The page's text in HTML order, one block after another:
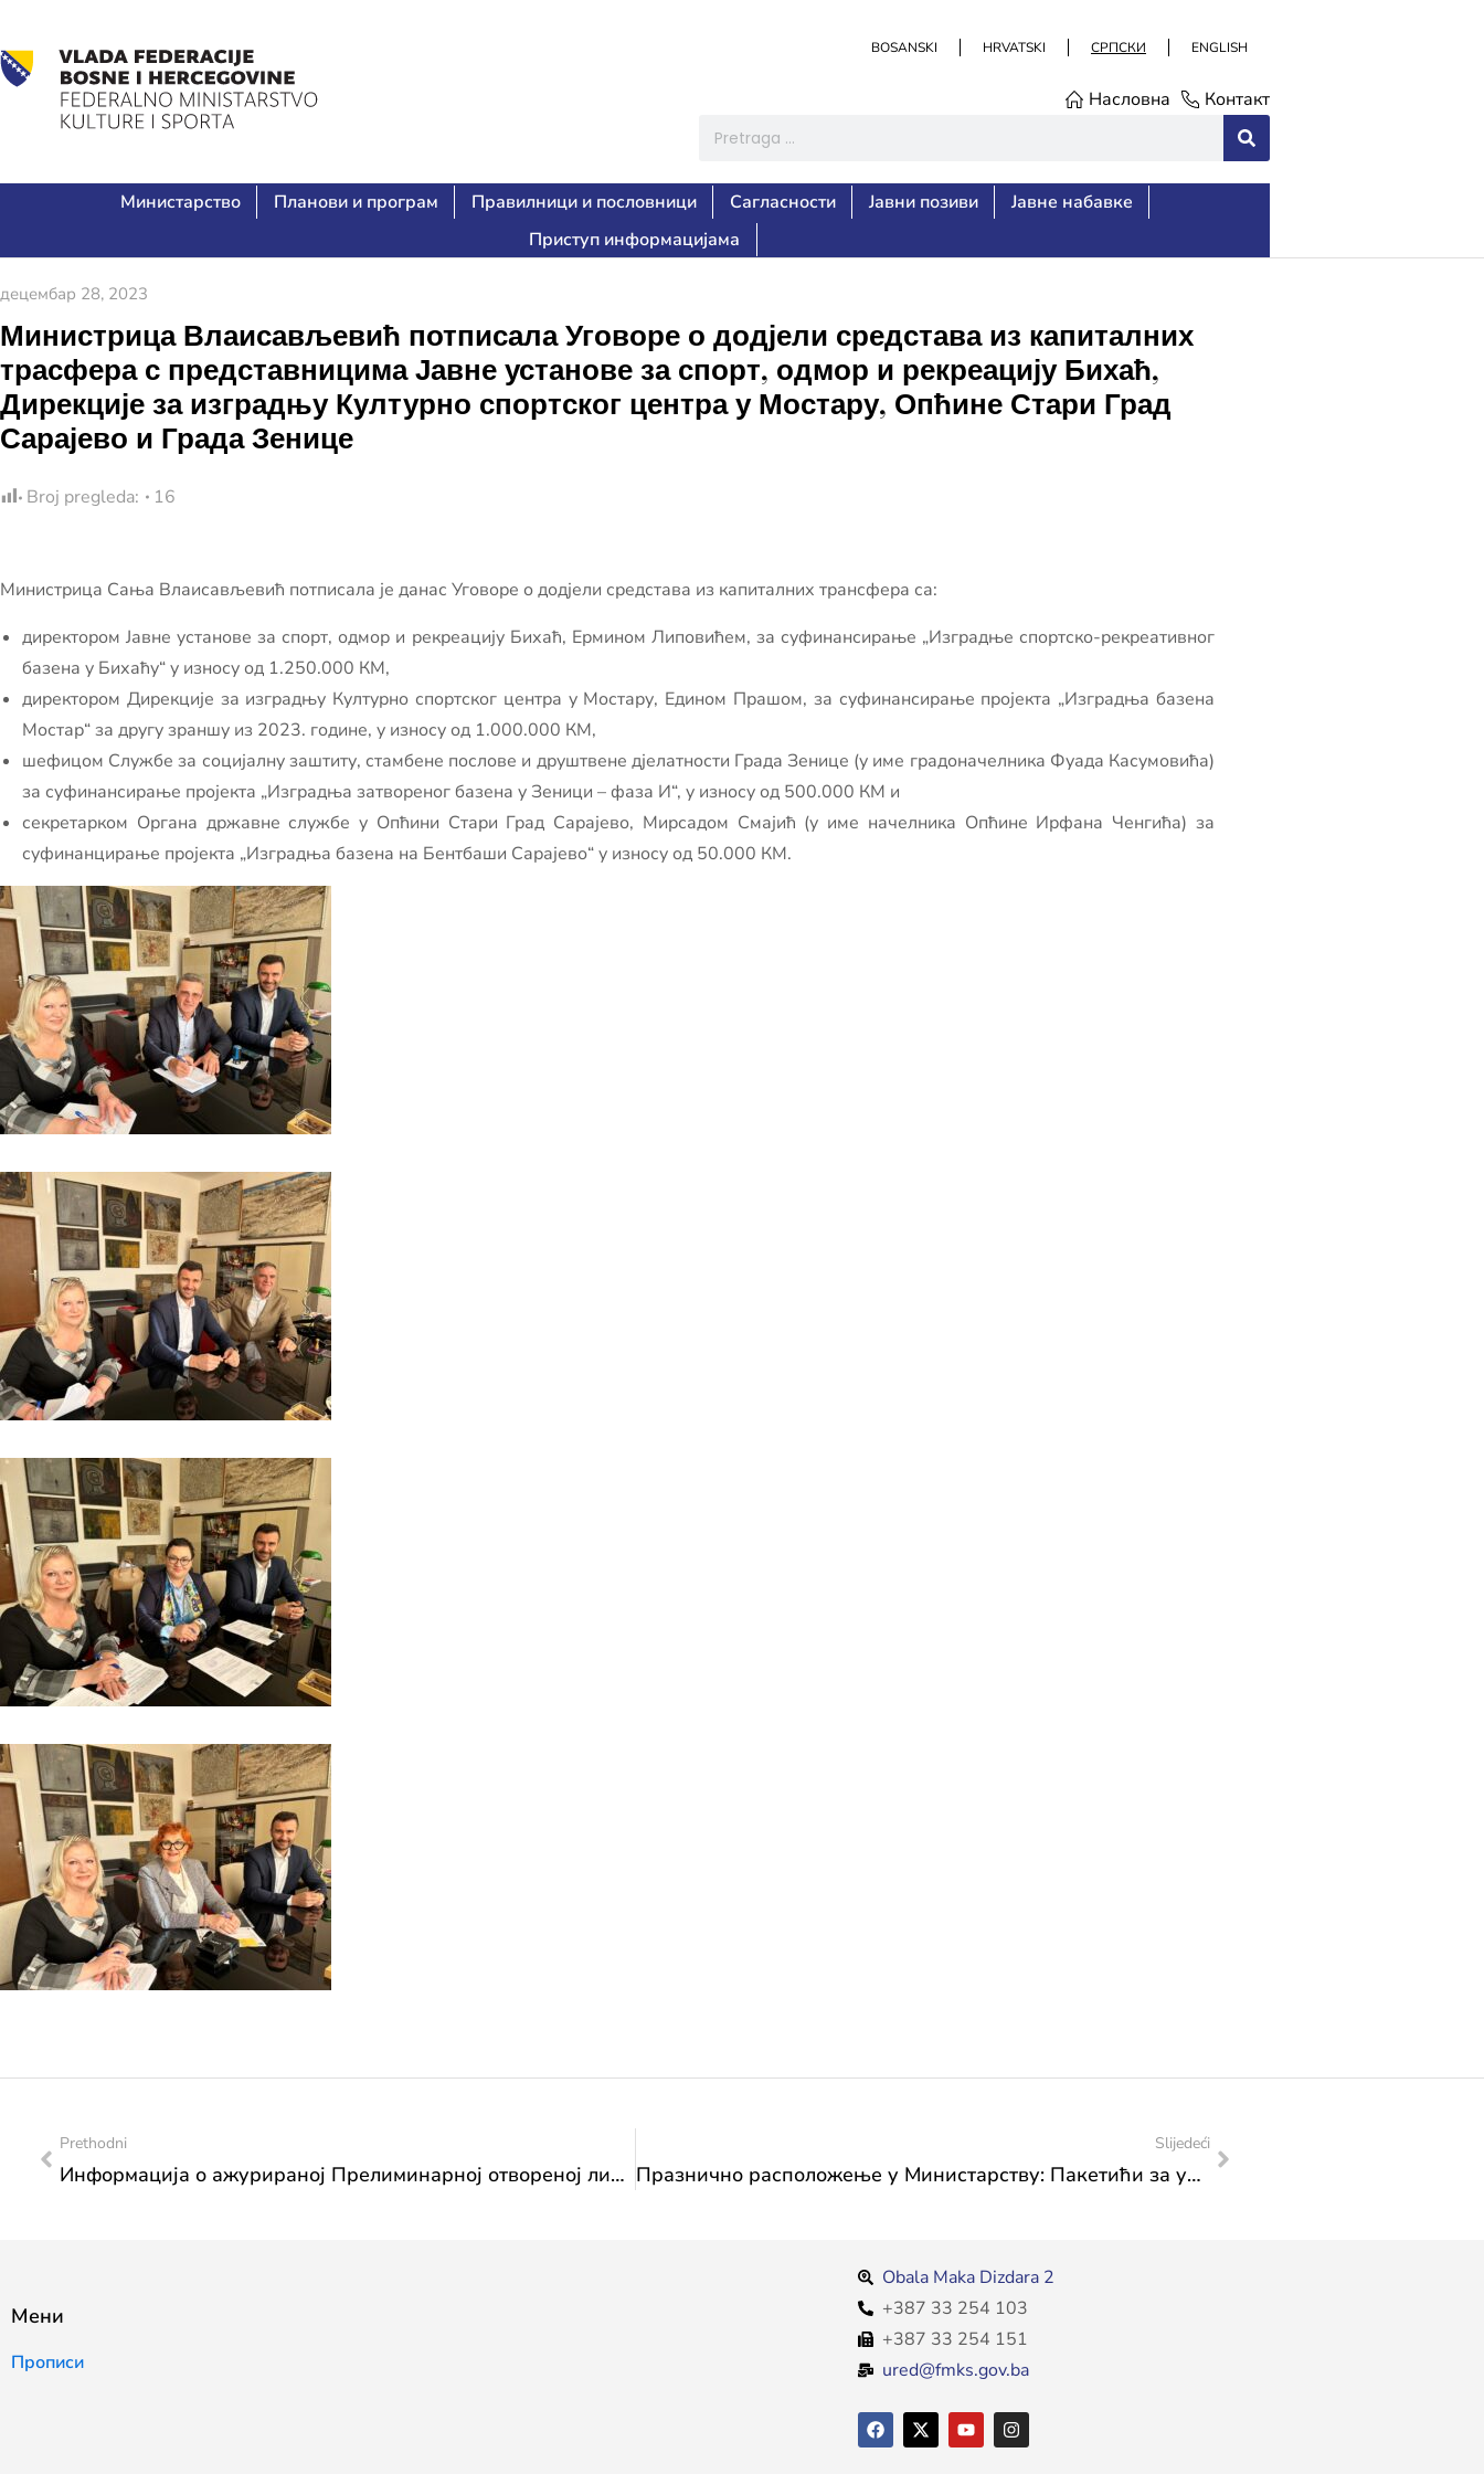
BOSANSKI HRVATSKI СРПСКИ ENGLISH
Насловна Контакт
Министарство Планови и програм Правилници и пословници Сагласности Јавни позиви
Јавне набавке
Приступ информацијама
децембар 28, 2023
Министрица Влаисављевић потписала Уговоре о додјели средстава из капиталних
трасфера с представницима Јавне установе за спорт, одмор и рекреацију Бихаћ,
Дирекције за изградњу Културно спортског центра у Мостару, Опћине Стари Град
Сарајево и Града Зенице
Broj pregleda: 16
Министрица Сања Влаисављевић потписала је данас Уговоре о додјели средстава из капиталних трансфера са:
директором Јавне установе за спорт, одмор и рекреацију Бихаћ, Ермином Липовићем, за суфинансирање „Изградње спортско-рекреативног
базена у Бихаћу“ у износу од 1.250.000 КМ,
директором Дирекције за изградњу Културно спортског центра у Мостару, Едином Прашом, за суфинансирање пројекта „Изградња базена
Мостар“ за другу зраншу из 2023. године, у износу од 1.000.000 КМ,
шефицом Службе за социјалну заштиту, стамбене послове и друштвене дјелатности Града Зенице (у име градоначелника Фуада Касумовића)
за суфинансирање пројекта „Изградња затвореног базена у Зеници – фаза И“, у износу од 500.000 КМ и
секретарком Органа државне службе у Опћини Стари Град Сарајево, Мирсадом Смајић (у име начелника Опћине Ирфана Ченгића) за
суфинанцирање пројекта „Изградња базена на Бентбаши Сарајево“ у износу од 50.000 КМ.
Prethodni
Информација о ажурираној Прелиминарној отвореној листи нематеријалног културног наслијеђа Федерације Босне и Херцеговине у 2023. години
Slijedeći
Празнично расположење у Министарству: Пакетићи за упосленике и њихову дјечицу на свечаном, предновогодишњем дружењу
Мени
Прописи
Obala Maka Dizdara 2
+387 33 254 103
+387 33 254 151
ured@fmks.gov.ba